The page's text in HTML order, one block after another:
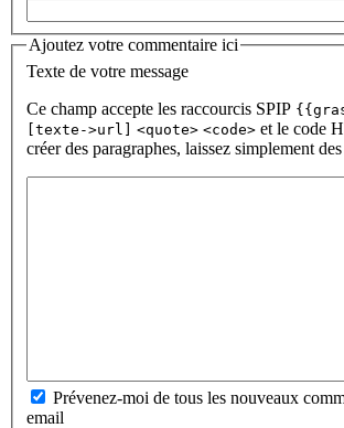
Ajoutez votre commentaire ici
Texte de votre message
Ce champ accepte les raccourcis SPIP
[texte->url] <quote> <code> et le code
créer des paragraphes, laissez simplement
Prévenez-moi de tous les nouveaux
email